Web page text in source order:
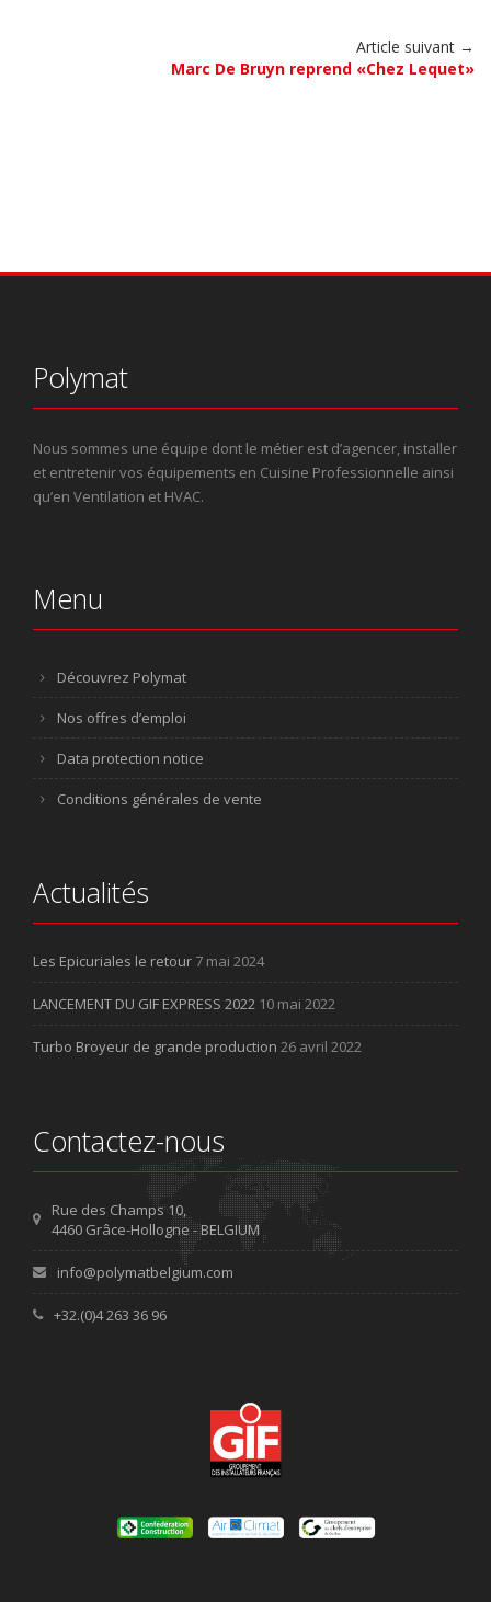
Article suivant →
Marc De Bruyn reprend «Chez Lequet»
Polymat
Nous sommes une équipe dont le métier est d’agencer, installer
et entretenir vos équipements en Cuisine Professionnelle ainsi
qu’en Ventilation et HVAC.
Menu
Découvrez Polymat
Nos offres d’emploi
Data protection notice
Conditions générales de vente
Actualités
Les Epicuriales le retour 7 mai 2024
LANCEMENT DU GIF EXPRESS 2022 10 mai 2022
Turbo Broyeur de grande production 26 avril 2022
Contactez-nous
Rue des Champs 10,
4460 Grâce-Hollogne - BELGIUM
info@polymatbelgium.com
+32.(0)4 263 36 96